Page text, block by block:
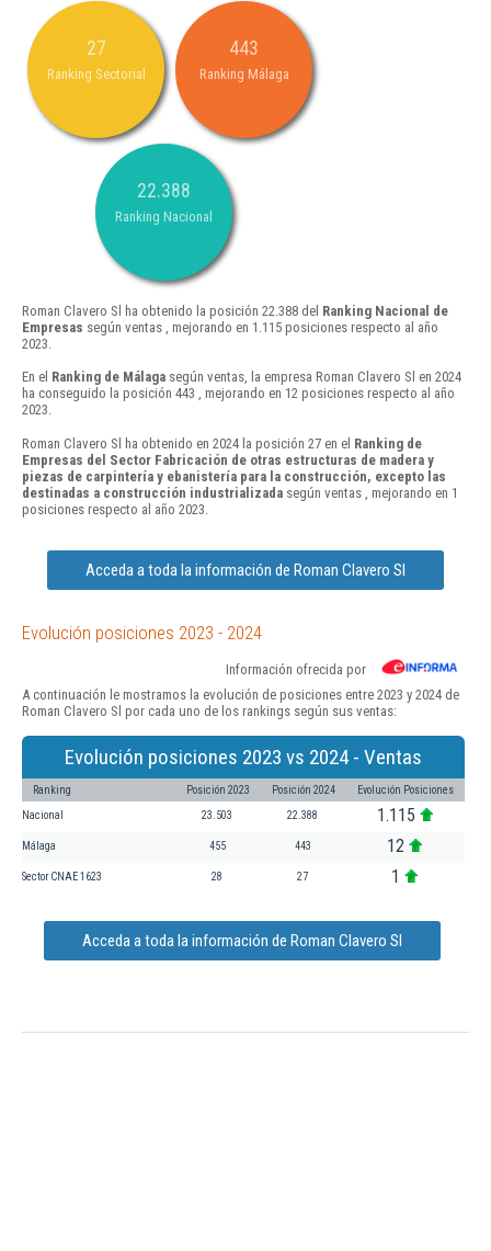
27
Ranking Sectorial
443
Ranking Málaga
22.388
Ranking Nacional
Roman Clavero Sl ha obtenido la posición 22.388 del Ranking Nacional de
Empresas según ventas , mejorando en 1.115 posiciones respecto al año
2023.
En el Ranking de Málaga según ventas, la empresa Roman Clavero Sl en 2024
ha conseguido la posición 443 , mejorando en 12 posiciones respecto al año
2023.
Roman Clavero Sl ha obtenido en 2024 la posición 27 en el Ranking de
Empresas del Sector Fabricación de otras estructuras de madera y
piezas de carpintería y ebanistería para la construcción, excepto las
destinadas a construcción industrializada según ventas , mejorando en 1
posiciones respecto al año 2023.
Acceda a toda la información de Roman Clavero Sl
Evolución posiciones 2023 - 2024
Información ofrecida por
A continuación le mostramos la evolución de posiciones entre 2023 y 2024 de
Roman Clavero Sl por cada uno de los rankings según sus ventas:
Evolución posiciones 2023 vs 2024 - Ventas
Ranking Posición 2023 Posición 2024 Evolución Posiciones
Nacional 23.503 22.388 1.115
Málaga 455 443 12
Sector CNAE 1623 28 27 1
Acceda a toda la información de Roman Clavero Sl